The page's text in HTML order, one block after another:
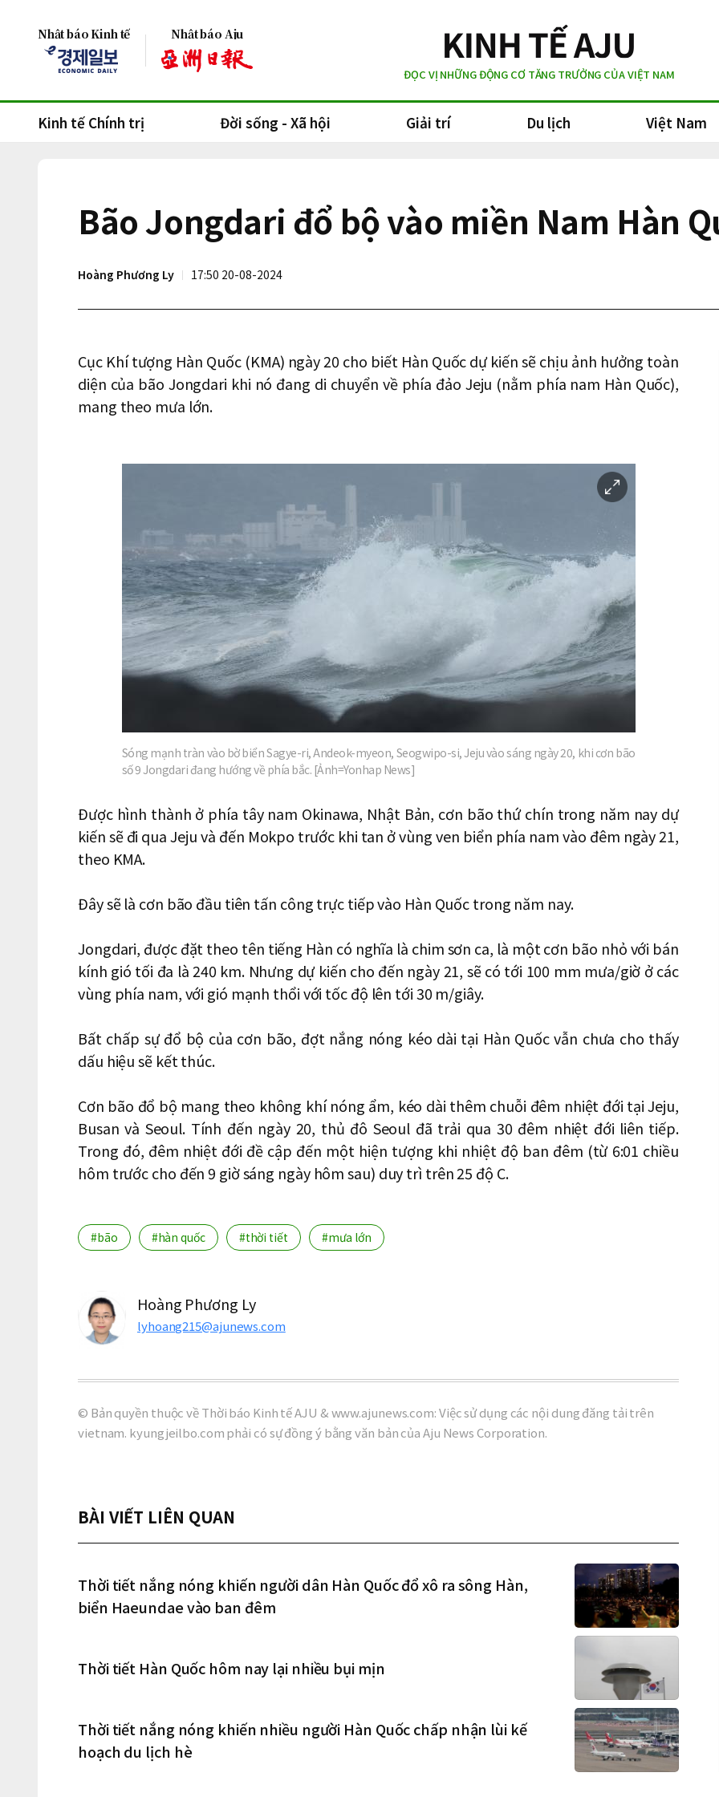
Nhật báo Kinh tế Nhật báo Aju
ĐỌC VỊ NHỮNG ĐỘNG CƠ TĂNG TRƯỞNG CỦA VIỆT NAM
Kinh tế Chính trị Đời sống - Xã hội Giải trí Du lịch Việt Nam
Bão Jongdari đổ bộ vào miền Nam Hàn
Hoàng Phương Ly 17:50 20-08-2024
Cục Khí tượng Hàn Quốc (KMA) ngày 20 cho biết Hàn Quốc dự kiến ​​sẽ chịu ảnh hưởng toàn
diện của bão Jongdari khi nó đang di chuyển về phía đảo Jeju (nằm phía nam Hàn Quốc),
mang theo mưa lớn.
이
미
확
대
Sóng mạnh tràn vào bờ biển Sagye-ri, Andeok-myeon, Seogwipo-si, Jeju vào sáng ngày 20, khi cơn bão
số 9 Jongdari đang hướng về phía bắc. [Ảnh=Yonhap News]
Được hình thành ở phía tây nam Okinawa, Nhật Bản, cơn bão thứ chín trong năm nay dự
kiến ​​sẽ đi qua Jeju và đến Mokpo trước khi tan ở vùng ven biển phía nam vào đêm ngày 21,
theo KMA.
Đây sẽ là cơn bão đầu tiên tấn công trực tiếp vào Hàn Quốc trong năm nay.
Jongdari, được đặt theo tên tiếng Hàn có nghĩa là chim sơn ca, là một cơn bão nhỏ với bán
kính gió tối đa là 240 km. Nhưng dự kiến cho đến ngày 21, ​​sẽ có tới 100 mm mưa/giờ ở các
vùng phía nam, với gió mạnh thổi với tốc độ lên tới 30 m/giây.
Bất chấp sự đổ bộ của cơn bão, đợt nắng nóng kéo dài tại Hàn Quốc vẫn chưa cho thấy
dấu hiệu sẽ kết thúc.
Cơn bão đổ bộ mang theo không khí nóng ẩm, kéo dài thêm chuỗi đêm nhiệt đới tại Jeju,
Busan và Seoul. Tính đến ngày 20, thủ đô Seoul đã trải qua 30 đêm nhiệt đới liên tiếp.
Trong đó, đêm nhiệt đới đề cập đến một hiện tượng khi nhiệt độ ban đêm (từ 6:01 chiều
hôm trước cho đến 9 giờ sáng ngày hôm sau) duy trì trên 25 độ C.
#bão #hàn quốc #thời tiết #mưa lớn
Hoàng Phương Ly
lyhoang215@ajunews.com
© Bản quyền thuộc về Thời báo Kinh tế AJU & www.ajunews.com: Việc sử dụng các nội dung đăng tải trên
vietnam. kyungjeilbo.com phải có sự đồng ý bằng văn bản của Aju News Corporation.
BÀI VIẾT LIÊN QUAN
Thời tiết nắng nóng khiến người dân Hàn Quốc đổ xô ra sông Hàn,
biển Haeundae vào ban đêm
Thời tiết Hàn Quốc hôm nay lại nhiều bụi mịn
Thời tiết nắng nóng khiến nhiều người Hàn Quốc chấp nhận lùi kế
hoạch du lịch hè